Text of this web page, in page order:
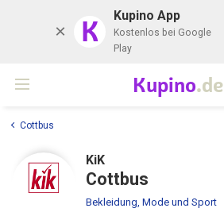
K Kupino App
Kostenlos bei Google
Play
Kupino.de
Cottbus
KiK
Cottbus
Bekleidung, Mode und Sport